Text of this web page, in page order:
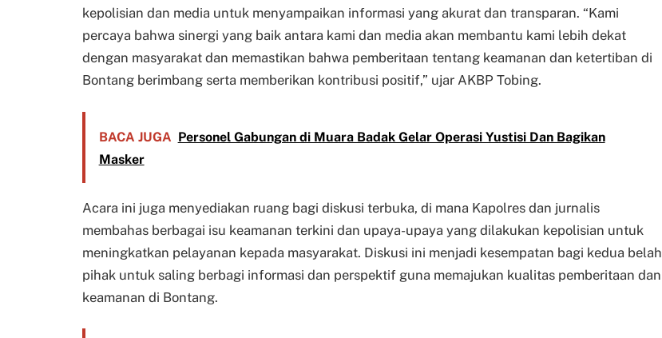
kepolisian dan media untuk menyampaikan informasi yang akurat dan transparan. “Kami
percaya bahwa sinergi yang baik antara kami dan media akan membantu kami lebih dekat
dengan masyarakat dan memastikan bahwa pemberitaan tentang keamanan dan ketertiban di
Bontang berimbang serta memberikan kontribusi positif,” ujar AKBP Tobing.
BACA JUGA Personel Gabungan di Muara Badak Gelar Operasi Yustisi Dan Bagikan
Masker
Acara ini juga menyediakan ruang bagi diskusi terbuka, di mana Kapolres dan jurnalis
membahas berbagai isu keamanan terkini dan upaya-upaya yang dilakukan kepolisian untuk
meningkatkan pelayanan kepada masyarakat. Diskusi ini menjadi kesempatan bagi kedua belah
pihak untuk saling berbagi informasi dan perspektif guna memajukan kualitas pemberitaan dan
keamanan di Bontang.